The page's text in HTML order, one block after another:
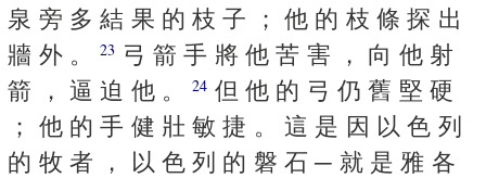
泉 旁 多 結 果 的 枝 子 ； 他 的 枝 條 探 出
牆 外 。23 弓 箭 手 將 他 苦 害 ， 向 他 射
箭 ， 逼 迫 他 。24 但 他 的 弓 仍 舊 堅 硬
； 他 的 手 健 壯 敏 捷 。 這 是 因 以 色 列
的 牧 者 ， 以 色 列 的 磐 石 ─ 就 是 雅 各